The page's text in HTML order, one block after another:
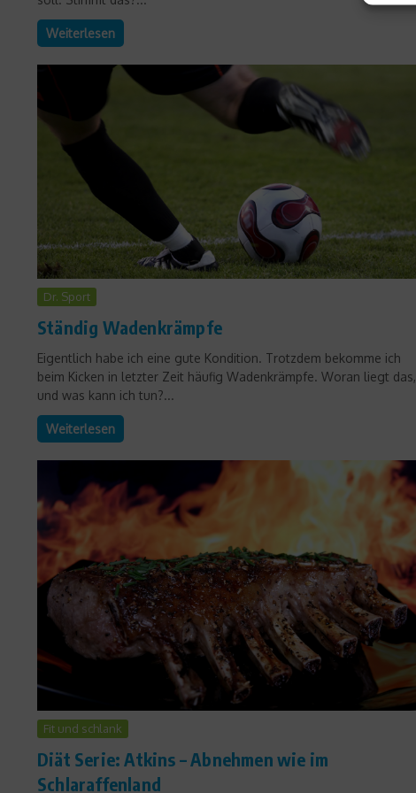
Weiterlesen
Dr. Sport
Ständig Wadenkrämpfe
Eigentlich habe ich eine gute Kondition. Trotzdem bekomme ich
beim Kicken in letzter Zeit häufig Wadenkrämpfe. Woran liegt das,
und was kann ich tun?...
Weiterlesen
Fit und schlank
Diät Serie: Atkins – Abnehmen wie im
Schlaraffenland